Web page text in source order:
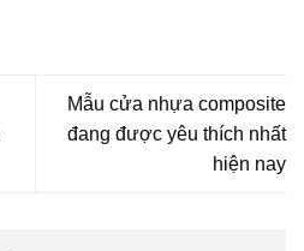
Mẫu cửa nhựa composite
đang được yêu thích nhất
hiện nay